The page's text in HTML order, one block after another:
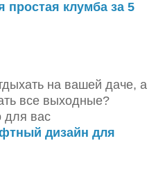
простая клумба за 5
на вашей даче, а
все выходные?
для вас
дизайн для